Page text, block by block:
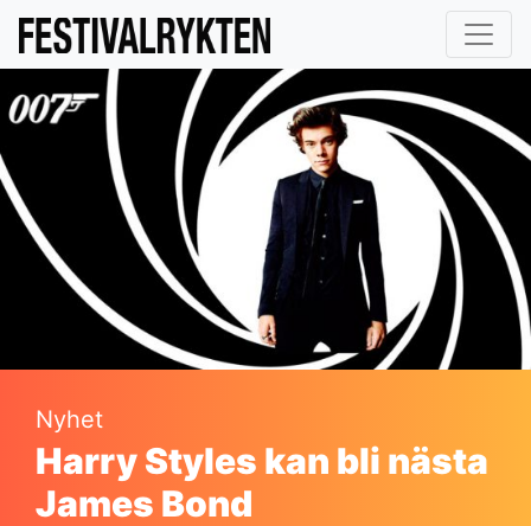
Nyhet
Harry Styles kan bli nästa
James Bond